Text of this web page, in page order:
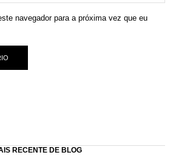
navegador para a próxima vez que eu
RECENTE DE BLOG